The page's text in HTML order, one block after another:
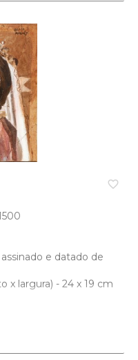
favorite_border
e datado de
x largura) - 24 x 19 cm